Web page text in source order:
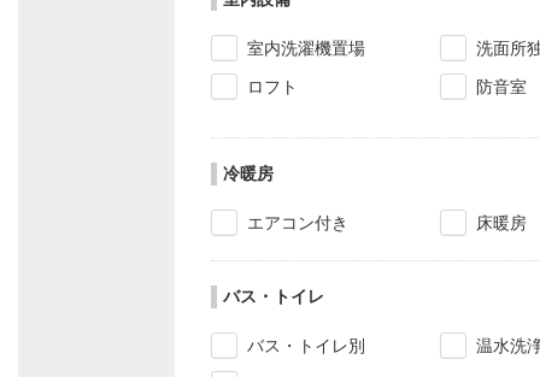
室内洗濯機置場
洗面所
ロフト
防音室
冷暖房
エアコン付き 床暖房
バス・トイレ
バス・トイレ別
温水洗